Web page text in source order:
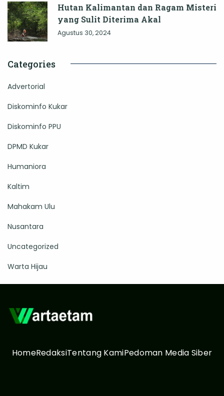
Hutan Kalimantan dan Ragam Misteri
yang Sulit Diterima Akal
Agustus 30, 2024
Categories
Advertorial
Diskominfo Kukar
Diskominfo PPU
DPMD Kukar
Humaniora
Kaltim
Mahakam Ulu
Nusantara
Uncategorized
Warta Hijau
HomeRedaksiTentang KamiPedoman Media Siber